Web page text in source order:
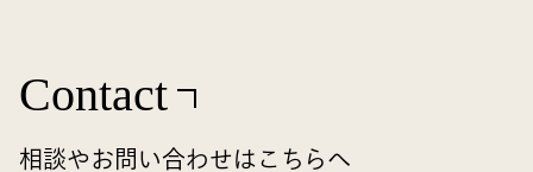
Contact
相談やお問い合わせはこちらへ